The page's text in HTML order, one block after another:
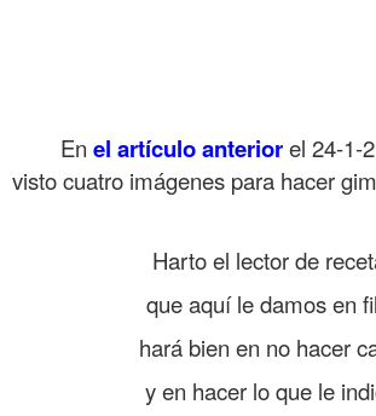
En el artículo anteriorel 24-1-
visto cuatro imágenes para hacer
Harto el lector de
que aquí le damos en
hará bien en no hacer
y en hacer lo que le